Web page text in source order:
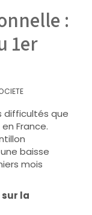
:
1er
difficultés que
France.
baisse
mois
la